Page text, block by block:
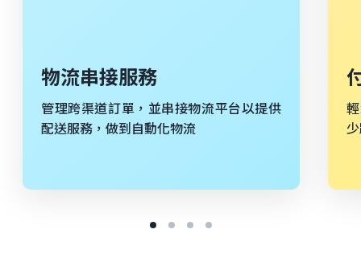
物流串接服務
管理跨渠道訂單，並串接物流平台以提供
配送服務，做到自動化物流